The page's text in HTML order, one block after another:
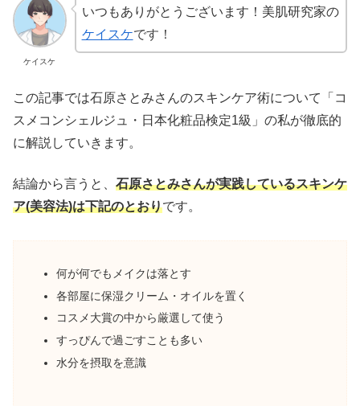
ケイスケ
いつもありがとうございます！美肌研究家の
ケイスケです！
この記事では石原さとみさんのスキンケア術について「コ
スメコンシェルジュ・日本化粧品検定1級」の私が徹底的
に解説していきます。
結論から言うと、 石原さとみさんが実践しているスキンケ
ア(美容法)は下記のとおりです。
何が何でもメイクは落とす
各部屋に保湿クリーム・オイルを置く
コスメ大賞の中から厳選して使う
すっぴんで過ごすことも多い
水分を摂取を意識